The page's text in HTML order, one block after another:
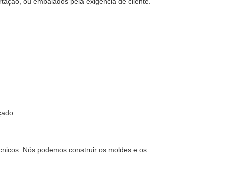
Nós podemos construir os moldes e os